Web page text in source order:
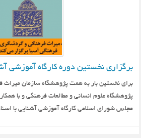
برگزاری نخستین دوره کارگاه آموزشی
برای نخستین بار به همت پژوهشگاه سازمان میراث
پژوهشگاه علوم انسانی و مطالعات فرهنگی و با
مجلس شورای اسلامی کارگاه آموزشی آشنایی با